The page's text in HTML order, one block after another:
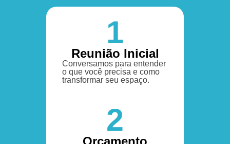
1
Reunião Inicial
Conversamos para entender
o que você precisa e como
transformar seu espaço.
2
Orçamento